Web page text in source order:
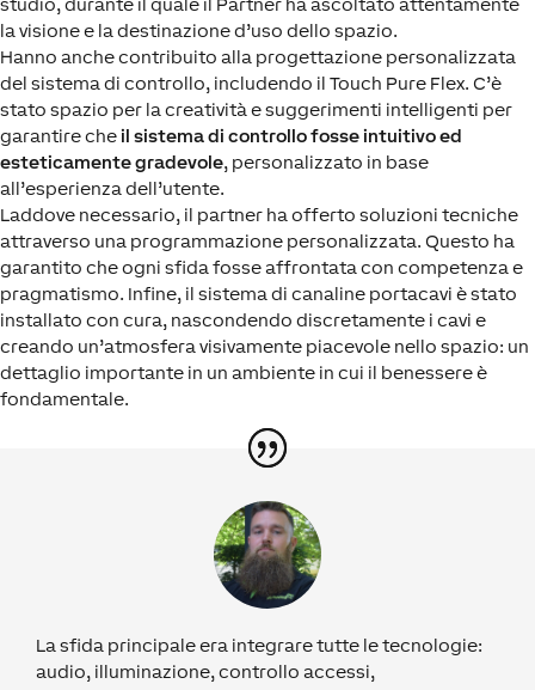
la visione e la destinazione d’uso dello spazio.
Hanno anche contribuito alla progettazione personalizzata
del sistema di controllo, includendo il Touch Pure Flex. C’è
stato spazio per la creatività e suggerimenti intelligenti per
garantire cheil sistema di controllo fosse intuitivo ed
esteticamente gradevole, personalizzato in base
all’esperienza dell’utente.
Laddove necessario, il partner ha offerto soluzioni tecniche
attraverso una programmazione personalizzata. Questo ha
garantito che ogni sfida fosse affrontata con competenza e
pragmatismo. Infine, il sistema di canaline portacavi è stato
installato con cura, nascondendo discretamente i cavi e
creando un’atmosfera visivamente piacevole nello spazio: un
dettaglio importante in un ambiente in cui il benessere è
fondamentale.
La sfida principale era integrare tutte le tecnologie:
audio, illuminazione, controllo accessi,